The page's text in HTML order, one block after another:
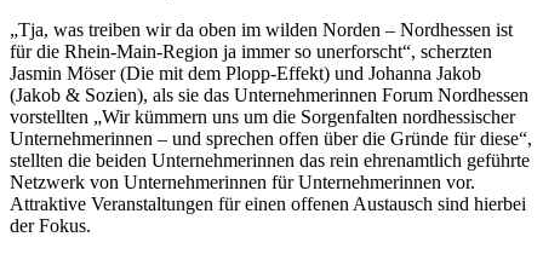
„Tja, was treiben wir da oben im wilden Norden – Nordhessen ist
für die Rhein-Main-Region ja immer so unerforscht“, scherzten
Jasmin Möser (Die mit dem Plopp-Effekt) und Johanna Jakob
(Jakob & Sozien), als sie das Unternehmerinnen Forum Nordhessen
vorstellten „Wir kümmern uns um die Sorgenfalten nordhessischer
Unternehmerinnen – und sprechen offen über die Gründe für diese“,
stellten die beiden Unternehmerinnen das rein ehrenamtlich geführte
Netzwerk von Unternehmerinnen für Unternehmerinnen vor.
Attraktive Veranstaltungen für einen offenen Austausch sind hierbei
der Fokus.